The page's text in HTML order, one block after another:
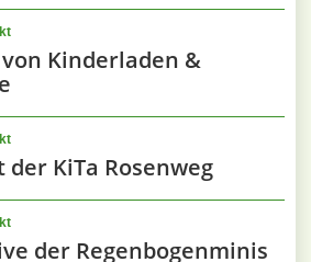
Kinderladen &
KiTa Rosenweg
der Regenbogenminis